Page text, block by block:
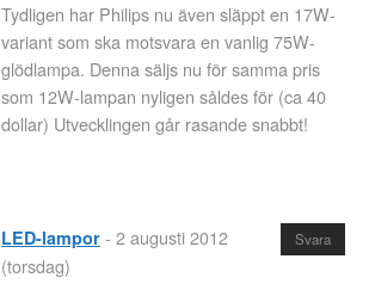
Tydligen har Philips nu även släppt en 17W-
variant som ska motsvara en vanlig 75W-
glödlampa. Denna säljs nu för samma pris
som 12W-lampan nyligen såldes för (ca 40
dollar) Utvecklingen går rasande snabbt!
Svara
LED-lampor - 2 augusti 2012
(torsdag)